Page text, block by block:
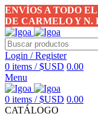
ENVÍOS A TODO
DE CARMELO Y N.
Login / Register
0 items / $USD 0.00
Menu
0 items / $USD 0.00
CATÁLOGO